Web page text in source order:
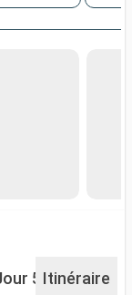
5 Jour 6
Itinéraire